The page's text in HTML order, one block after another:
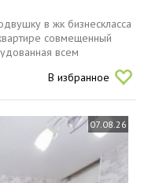
в жк бизнескласса
совмещенный
всем
духовой
В избранное
07.08.26